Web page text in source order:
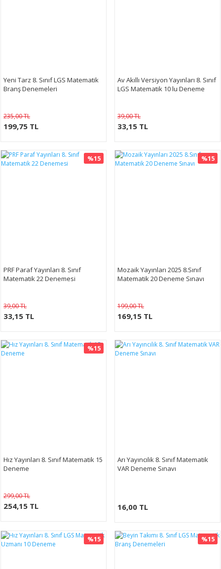
Yeni Tarz 8. Sınıf LGS Matematik
Branş Denemeleri
235,00 TL
199,75 TL
Av Akıllı Versiyon Yayınları 8. Sınıf
LGS Matematik 10 lu Deneme
39,00 TL
33,15 TL
%15
PRF Paraf Yayınları 8. Sınıf
Matematik 22 Denemesi
39,00 TL
33,15 TL
%15
Mozaik Yayınları 2025 8.Sınıf
Matematik 20 Deneme Sınavı
199,00 TL
169,15 TL
%15
Hız Yayınları 8. Sınıf Matematik 15
Deneme
299,00 TL
254,15 TL
Arı Yayıncılık 8. Sınıf Matematik
VAR Deneme Sınavı
16,00 TL
%15 %15